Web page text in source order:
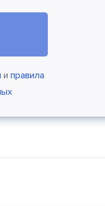
и правила